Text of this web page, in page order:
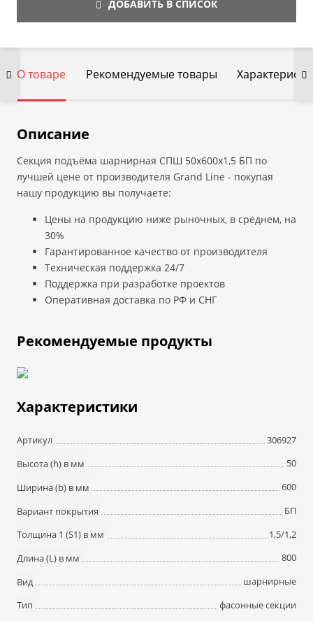
ДОБАВИТЬ В СПИСОК
О товаре Рекомендуемые товары
Описание
Секция подъёма шарнирная СПШ 50х600х1,5 БП по
лучшей цене от производителя Grand Line - покупая
нашу продукцию вы получаете:
Цены на продукцию ниже рыночных, в среднем, на
30%
Гарантированное качество от производителя
Техническая поддержка 24/7
Поддержка при разработке проектов
Оперативная доставка по РФ и СНГ
Рекомендуемые продукты
Характеристики
Артикул
306927
Высота (h) в мм
50
Ширина (b) в мм
600
Вариант покрытия
БП
Толщина 1 (S1) в мм
1,5/1,2
Длина (L) в мм
800
Вид
шарнирные
Тип
фасонные секции